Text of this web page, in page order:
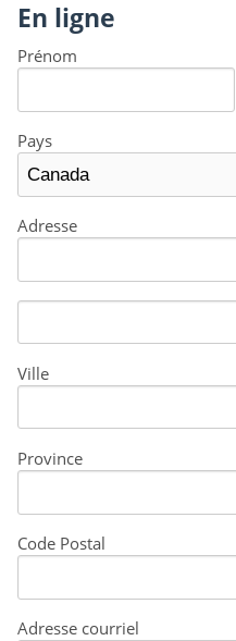
En ligne
Prénom
Pays
Adresse
Ville
Province
Code Postal
Adresse courriel